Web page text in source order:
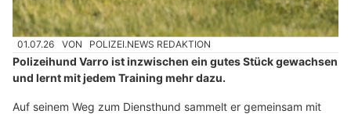
01.07.26 VON POLIZEI.NEWS REDAKTION
Polizeihund Varro ist inzwischen ein gutes Stück gewachsen
und lernt mit jedem Training mehr dazu.
Auf seinem Weg zum Diensthund sammelt er gemeinsam mit